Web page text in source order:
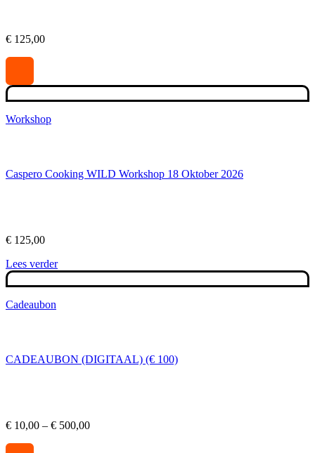
€ 125,00
Workshop
Caspero Cooking WILD Workshop 18 Oktober 2026
€ 125,00
Lees verder
Cadeaubon
CADEAUBON (DIGITAAL) (€ 100)
€ 10,00 – € 500,00Prijsklasse: